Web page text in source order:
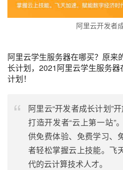
阿里云开发者
阿里云学生服务器在哪买？原来
长计划，2021阿里云学生服务
计划！
阿里云“开发者成长计划”
打造开发者“云上第一站”
供免费体验、免费学习、
者轻松掌握云上技能。飞
代的云计算技术人才。